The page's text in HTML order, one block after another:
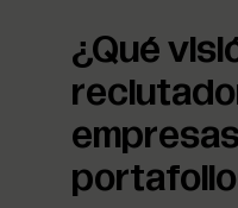
¿Qué